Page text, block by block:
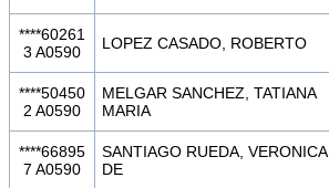
****60261
3 A0590
LOPEZ CASADO, ROBERTO
****50450
2 A0590
MELGAR SANCHEZ, TATIANA
MARIA
****66895
7 A0590
SANTIAGO RUEDA, VERONICA
DE